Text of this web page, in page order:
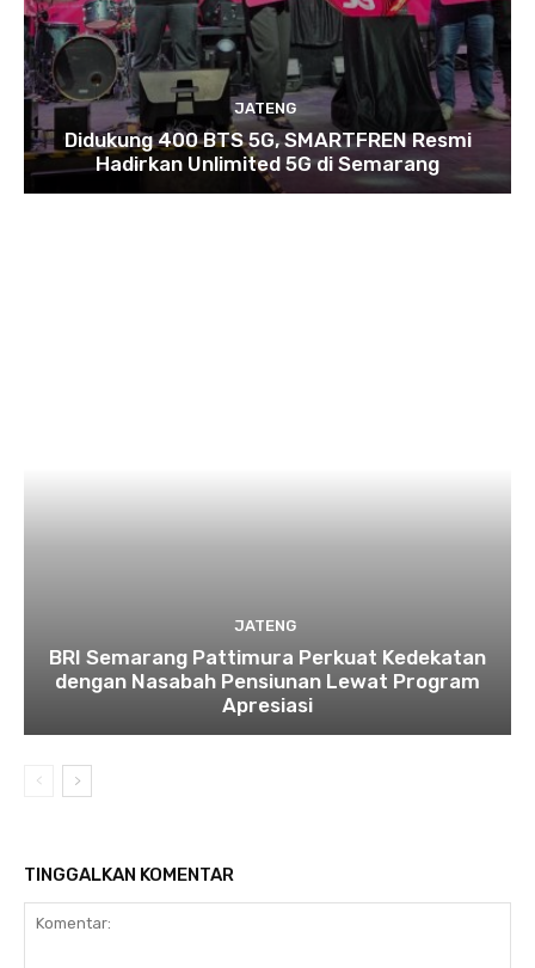
JATENG
Didukung 400 BTS 5G, SMARTFREN Resmi
Hadirkan Unlimited 5G di Semarang
JATENG
BRI Semarang Pattimura Perkuat Kedekatan
dengan Nasabah Pensiunan Lewat Program
Apresiasi
TINGGALKAN KOMENTAR